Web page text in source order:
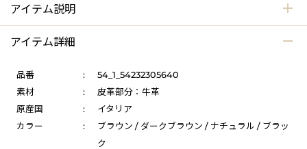
アイテム説明
アイテム詳細
品番 :
54_1_54232305640
素材
:
皮革部分：牛革
原産国
:
イタリア
カラー
:
ブラウン / ダークブラウン / ナチュラル / ブラッ
ク